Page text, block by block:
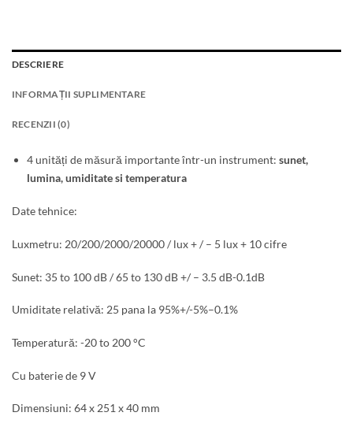
DESCRIERE
INFORMAȚII SUPLIMENTARE
RECENZII (0)
4 unități de măsură importante într-un instrument: sunet,
lumina, umiditate si temperatura
Date tehnice:
Luxmetru: 20/200/2000/20000 / lux + / – 5 lux + 10 cifre
Sunet: 35 to 100 dB / 65 to 130 dB +/ – 3.5 dB-0.1dB
Umiditate relativă: 25 pana la 95%+/-5%–0.1%
Temperatură: -20 to 200 °C
Cu baterie de 9 V
Dimensiuni: 64 x 251 x 40 mm